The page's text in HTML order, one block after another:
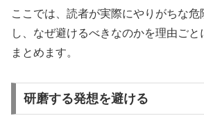
ここでは、読者が実際にやりがちな危
し、なぜ避けるべきなのかを理由ごと
まとめます。
研磨する発想を避ける